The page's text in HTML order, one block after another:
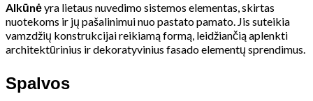
Alkūnėyra lietaus nuvedimo sistemos elementas, skirtas
nuotekoms ir jų pašalinimui nuo pastato pamato. Jis suteikia
vamzdžių konstrukcijai reikiamą formą, leidžiančią aplenkti
architektūrinius ir dekoratyvinius fasado elementų sprendimus.
Spalvos